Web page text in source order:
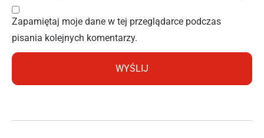
Zapamiętaj moje dane w tej przeglądarce podczas
pisania kolejnych komentarzy.